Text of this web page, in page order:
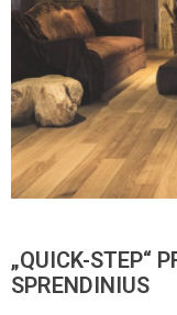
„QUICK-STEP“
SPRENDINIUS